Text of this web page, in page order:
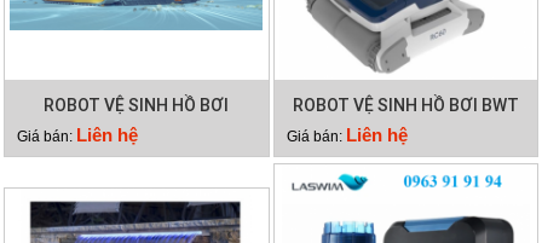
ROBOT VỆ SINH HỒ BƠI
HYDRO 3
Giá bán: Liên hệ
ROBOT VỆ SINH HỒ BƠI BWT
RC60
Giá bán: Liên hệ